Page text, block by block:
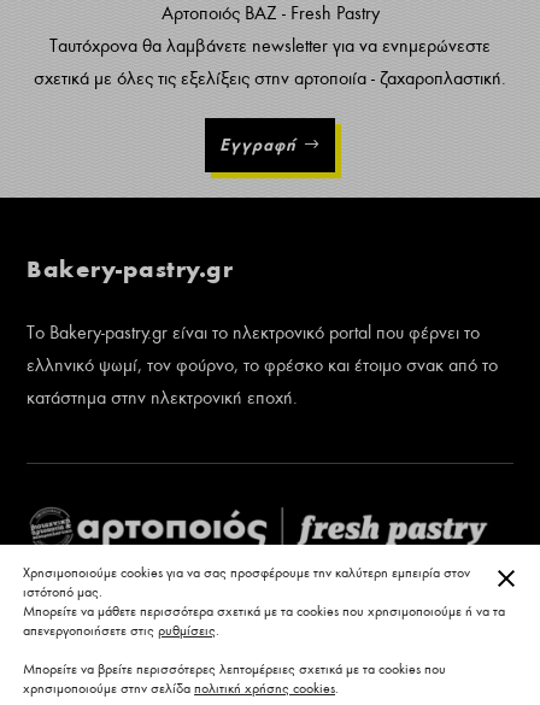
Αρτοποιός ΒΑΖ - Fresh Pastry
Ταυτόχρονα θα λαμβάνετε newsletter για να ενημερώνεστε
σχετικά με όλες τις εξελίξεις στην αρτοποιία - ζαχαροπλαστική.
Εγγραφή
Bakery-pastry.gr
Το Bakery-pastry.gr είναι το ηλεκτρονικό portal που φέρνει το
ελληνικό ψωμί, τον φούρνο, το φρέσκο και έτοιμο σνακ από το
κατάστημα στην ηλεκτρονική εποχή.
Χρησιμοποιούμε cookies για να σας προσφέρουμε την καλύτερη εμπειρία στον
ιστότοπό μας.
Μπορείτε να μάθετε περισσότερα σχετικά με τα cookies που χρησιμοποιούμε ή να τα
απενεργοποιήσετε στις ρυθμίσεις.
Μπορείτε να βρείτε περισσότερες λεπτομέρειες σχετικά με τα cookies που
χρησιμοποιούμε στην σελίδα πολιτική χρήσης cookies.